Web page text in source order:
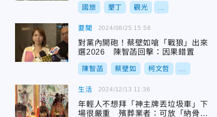
國旅 墾丁 觀光
要聞
對黨內開砲！蔡壁如嗆「戰狼」出來
選2026 陳智菡回擊：因果錯置
陳智菡 蔡壁如 柯文哲
2024/08/25 15:58
生活
年輕人不想拜「神主牌丟垃圾車」下
場很嚴重 殯葬業者：可放「納骨
2024/12/13 11:36